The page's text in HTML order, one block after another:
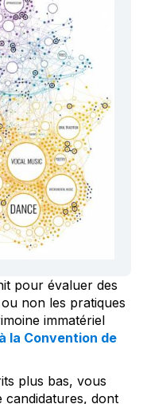
pour évaluer des
non les pratiques
immatériel
la Convention de
plus bas, vous
candidatures, dont